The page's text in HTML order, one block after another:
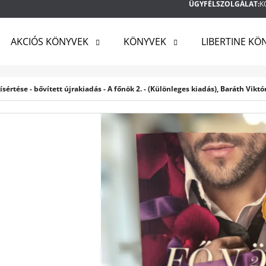
ÜGYFÉLSZOLGÁLAT:
AKCIÓS KÖNYVEK KÖNYVEK LIBERTINE
- bővített újrakiadás - A főnök 2. - (Különleges kiadás), Baráth
KERESÉS
AJÁNLJUK